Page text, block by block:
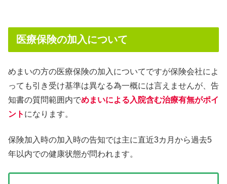
医療保険の加入について
めまいの方の医療保険の加入についてですが保険会社によ
っても引き受け基準は異なる為一概には言えませんが、告
知書の質問範囲内でめまいによる入院含む治療有無がポイ
ント になります。
保険加入時の加入時の告知では主に直近3カ月から過去5
年以内での健康状態が問われます。